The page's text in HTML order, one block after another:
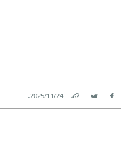
Facebook
Twitter
Link
24‏/11‏/2025
.